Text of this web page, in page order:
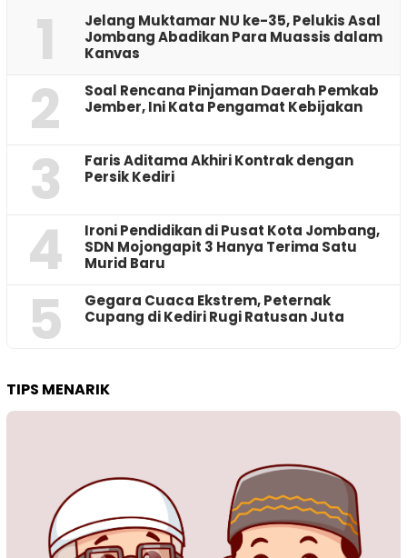
1
Jelang Muktamar NU ke-35, Pelukis Asal
Jombang Abadikan Para Muassis dalam
Kanvas
2
‎Soal Rencana Pinjaman Daerah Pemkab
Jember, Ini Kata Pengamat Kebijakan ‎
3
Faris Aditama Akhiri Kontrak dengan
Persik Kediri
4
Ironi Pendidikan di Pusat Kota Jombang,
SDN Mojongapit 3 Hanya Terima Satu
Murid Baru
5
‎Gegara Cuaca Ekstrem, Peternak
Cupang di Kediri Rugi Ratusan Juta
TIPS MENARIK